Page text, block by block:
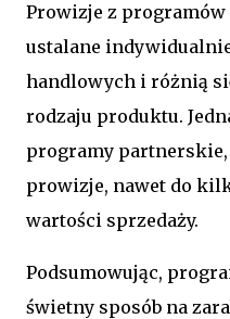
Prowizje z
ustalane
handlowych i różnią
rodzaju produktu.
programy
prowizje, nawet do
wartości sprzedaży.
Podsumowując,
świetny sposób na